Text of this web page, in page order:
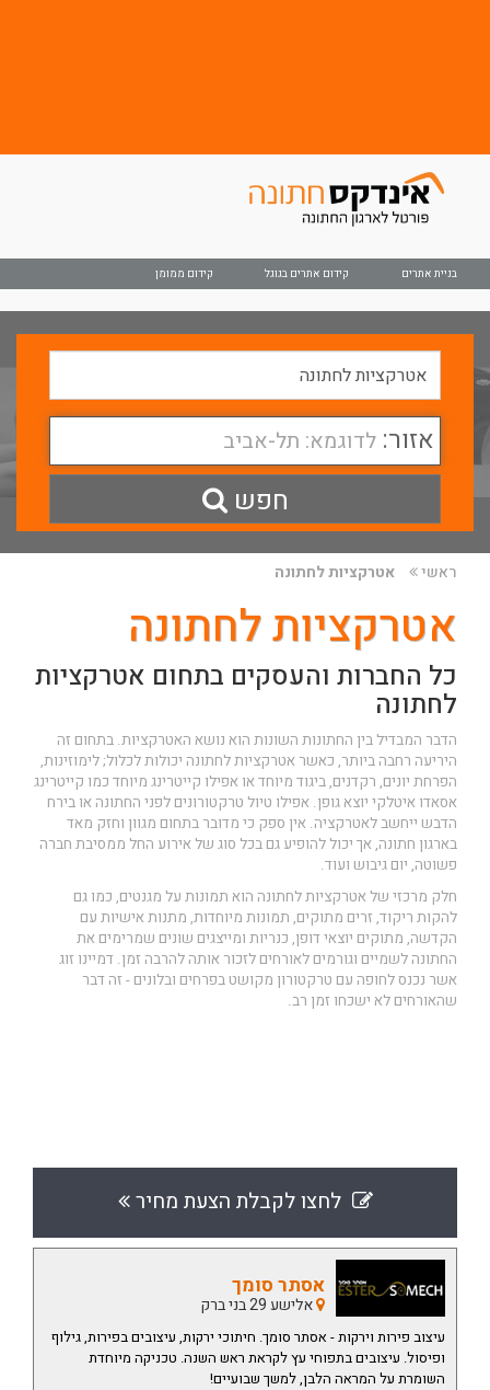
בניית אתרים קידום אתרים בגוגל קידום ממומן
אזור: לדוגמא: תל-אביב
חפש
ראשי אטרקציות לחתונה
אטרקציות לחתונה
כל החברות והעסקים בתחום אטרקציות
לחתונה
הדבר המבדיל בין החתונות השונות הוא נושא האטרקציות. בתחום זה
היריעה רחבה ביותר, כאשר אטרקציות לחתונה יכולות לכלול; לימוזינות,
הפרחת יונים, רקדנים, ביגוד מיוחד או אפילו קייטרינג מיוחד כמו קייטרינג
אסאדו איטלקי יוצא גופן. אפילו טיול טרקטורונים לפני החתונה או בירח
הדבש ייחשב לאטרקציה. אין ספק כי מדובר בתחום מגוון וחזק מאד
בארגון חתונה, אך יכול להופיע גם בכל סוג של אירוע החל ממסיבת חברה
פשוטה, יום גיבוש ועוד.
חלק מרכזי של אטרקציות לחתונה הוא תמונות על מגנטים, כמו גם
להקות ריקוד, זרים מתוקים, תמונות מיוחדות, מתנות אישיות עם
הקדשה, מתוקים יוצאי דופן, כנריות ומייצגים שונים שמרימים את
החתונה לשמיים וגורמים לאורחים לזכור אותה להרבה זמן. דמיינו זוג
אשר נכנס לחופה עם טרקטורון מקושט בפרחים ובלונים - זה דבר
שהאורחים לא ישכחו זמן רב.
לחצו לקבלת הצעת מחיר
אסתר סומך
אלישע 29 בני ברק
עיצוב פירות וירקות - אסתר סומך. חיתוכי ירקות, עיצובים בפירות, גילוף
ופיסול. עיצובים בתפוחי עץ לקראת ראש השנה. טכניקה מיוחדת
השומרת על המראה הלבן, למשך שבועיים!